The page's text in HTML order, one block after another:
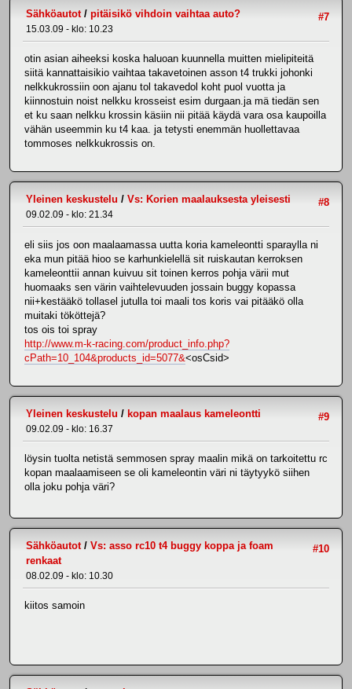
#7
Sähköautot/ pitäisikö vihdoin vaihtaa auto?
15.03.09 - klo: 10.23
otin asian aiheeksi koska haluoan kuunnella muitten mielipiteitä
siitä kannattaisikio vaihtaa takavetoinen asson t4 trukki johonki
nelkkukrossiin oon ajanu tol takavedol koht puol vuotta ja
kiinnostuin noist nelkku krosseist esim durgaan.ja mä tiedän sen
et ku saan nelkku krossin käsiin nii pitää käydä vara osa kaupoilla
vähän useemmin ku t4 kaa. ja tetysti enemmän huollettavaa
tommoses nelkkukrossis on.
#8
Yleinen keskustelu / Vs: Korien maalauksesta yleisesti
09.02.09 - klo: 21.34
eli siis jos oon maalaamassa uutta koria kameleontti sparaylla ni
eka mun pitää hioo se karhunkielellä sit ruiskautan kerroksen
kameleonttii annan kuivuu sit toinen kerros pohja värii mut
huomaaks sen värin vaihtelevuuden jossain buggy kopassa
nii+kestääkö tollasel jutulla toi maali tos koris vai pitääkö olla
muitaki tököttejä?
tos ois toi spray
http://www.m-k-racing.com/product_info.php?
cPath=10_104&products_id=5077&<osCsid>
#9
Yleinen keskustelu / kopan maalaus kameleontti
09.02.09 - klo: 16.37
löysin tuolta netistä semmosen spray maalin mikä on tarkoitettu rc
kopan maalaamiseen se oli kameleontin väri ni täytyykö siihen
olla joku pohja väri?
#10
Sähköautot/ Vs: asso rc10 t4 buggy koppa ja foam
renkaat
08.02.09 - klo: 10.30
kiitos samoin